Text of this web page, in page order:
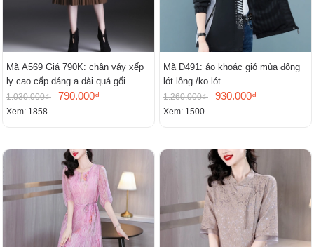
Mã A569 Giá 790K: chân váy xếp
ly cao cấp dáng a dài quá gối
1.030.000₫ 790.000₫
Xem: 1858
Mã D491: áo khoác gió mùa đông
lót lông /ko lót
1.260.000₫ 930.000₫
Xem: 1500